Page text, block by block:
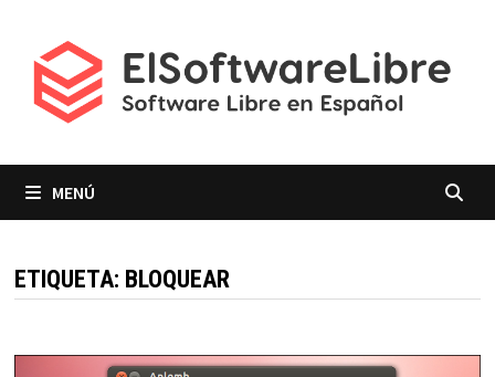
contenido
MENÚ
ETIQUETA: BLOQUEAR